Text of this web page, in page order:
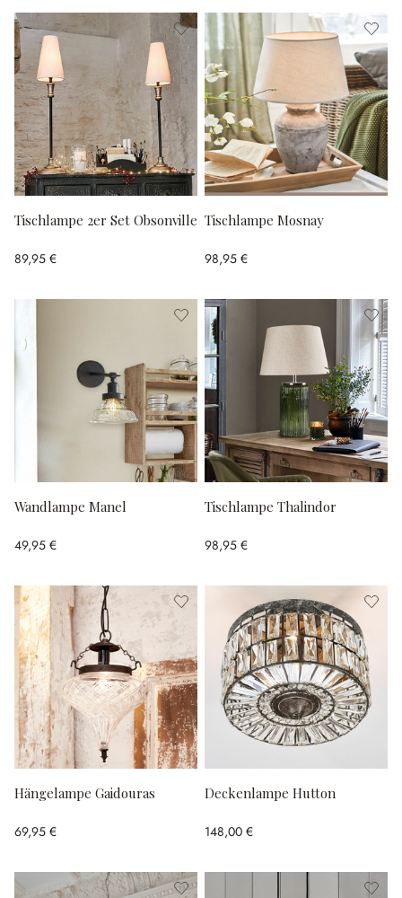
Tischlampe 2er Set Obsonville
89,95 €
Tischlampe Mosnay
98,95 €
Wandlampe Manel
49,95 €
Tischlampe Thalindor
98,95 €
Hängelampe Gaidouras
69,95 €
Deckenlampe Hutton
148,00 €